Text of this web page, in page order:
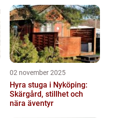
02 november 2025
Hyra stuga i Nyköping:
Skärgård, stillhet och
nära äventyr